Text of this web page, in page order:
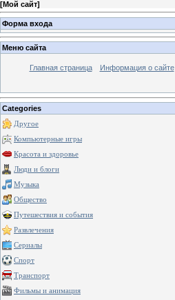
[Мой сайт]
Форма входа
Меню сайта
Главная страница Информация о сайте
Categories
Другое
Компьютерные игры
Красота и здоровье
Люди и блоги
Музыка
Общество
Путешествия и события
Развлечения
Сериалы
Спорт
Транспорт
Фильмы и анимация